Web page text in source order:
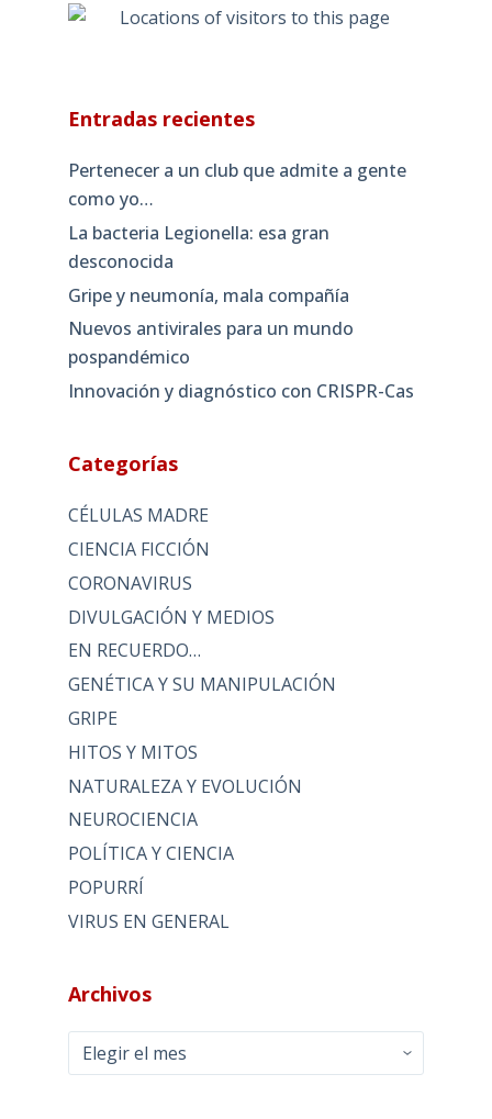
Entradas recientes
Pertenecer a un club que admite a gente
como yo…
La bacteria Legionella: esa gran
desconocida
Gripe y neumonía, mala compañía
Nuevos antivirales para un mundo
pospandémico
Innovación y diagnóstico con CRISPR-Cas
Categorías
CÉLULAS MADRE
CIENCIA FICCIÓN
CORONAVIRUS
DIVULGACIÓN Y MEDIOS
EN RECUERDO…
GENÉTICA Y SU MANIPULACIÓN
GRIPE
HITOS Y MITOS
NATURALEZA Y EVOLUCIÓN
NEUROCIENCIA
POLÍTICA Y CIENCIA
POPURRÍ
VIRUS EN GENERAL
Archivos
Archivos